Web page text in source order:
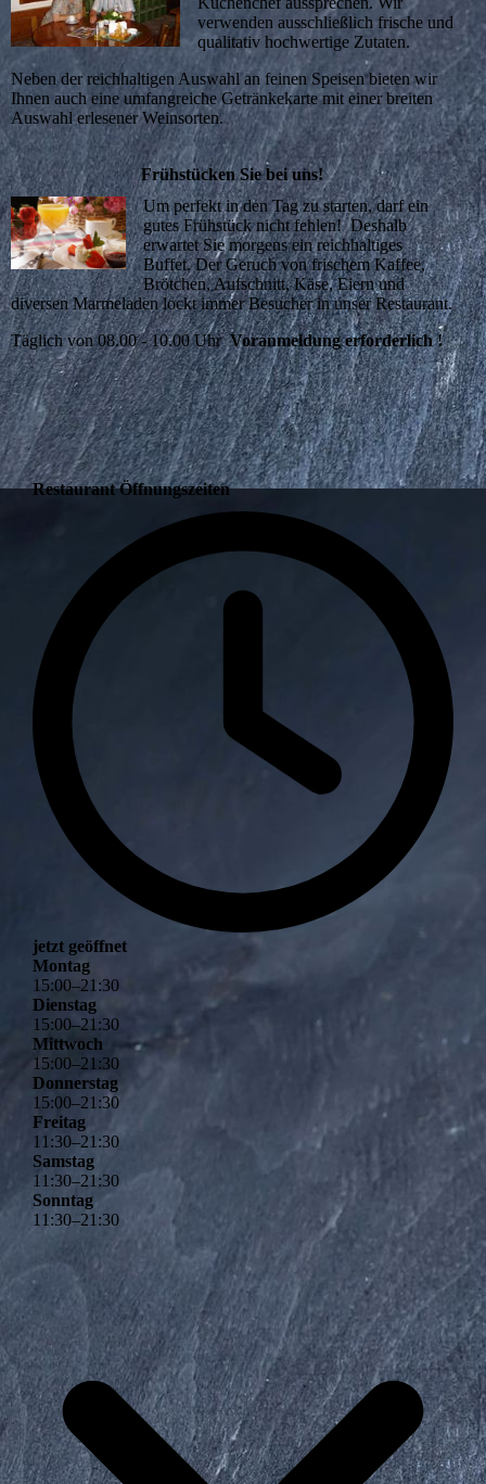
verwenden ausschließlich frische und
qualitativ hochwertige Zutaten.
Neben der reichhaltigen Auswahl an feinen Speisen bieten wir
Ihnen auch eine umfangreiche Getränkekarte mit einer breiten
Auswahl erlesener Weinsorten.
Frühstücken Sie bei uns!
Um perfekt in den Tag zu starten, darf ein
gutes Frühstück nicht fehlen! Deshalb
erwartet Sie morgens ein reichhaltiges
Buffet. Der Geruch von frischem Kaffee,
Brötchen, Aufschnitt, Käse, Eiern und
diversen Marmeladen lockt immer Besucher in unser Restaurant.
Täglich von 08.00 - 10.00 UhrVoranmeldung erforderlich !
Restaurant Öffnungszeiten
jetzt geöffnet
Montag
15:00–21:30
Dienstag
15:00–21:30
Mittwoch
15:00–21:30
Donnerstag
15:00–21:30
Freitag
11:30–21:30
Samstag
11:30–21:30
Sonntag
11:30–21:30